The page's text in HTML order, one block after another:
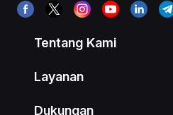
Tentang Kami
Layanan
Dukungan